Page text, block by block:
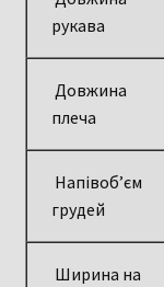
рукава
Довжина
плеча
Напівоб’єм
грудей
Ширина на